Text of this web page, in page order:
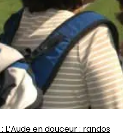
: L’Aude en douceur : randos